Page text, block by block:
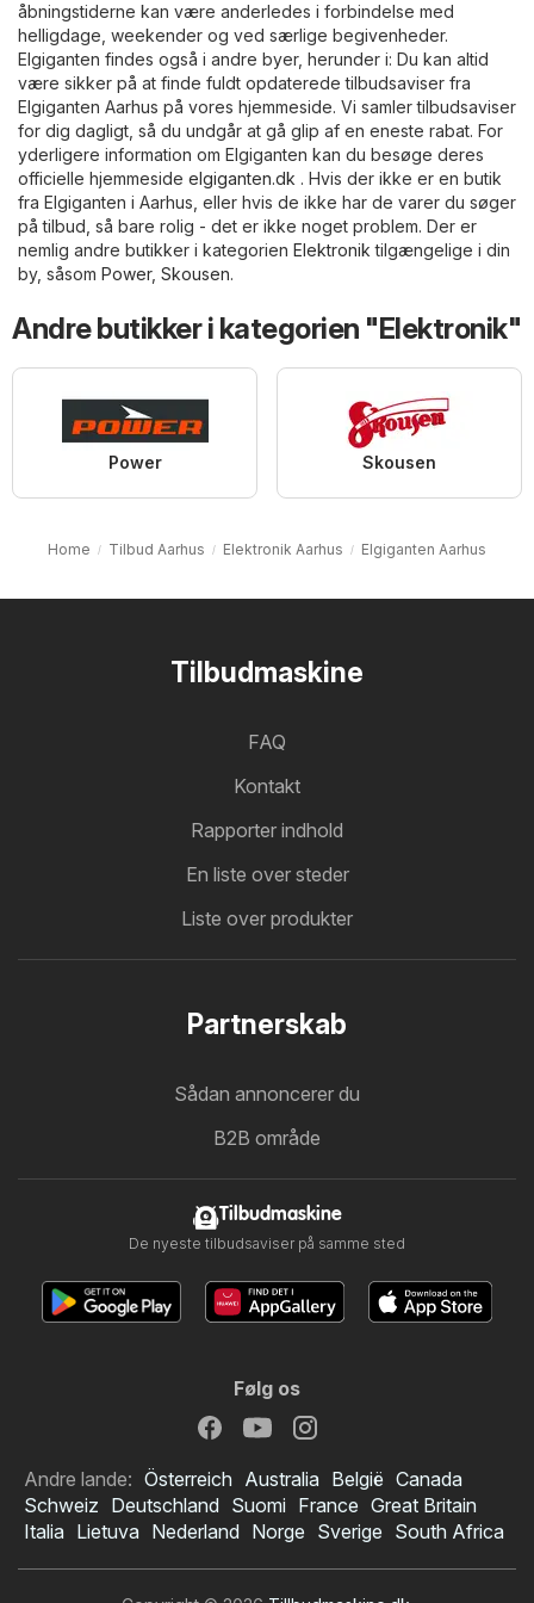
åbningstiderne kan være anderledes i forbindelse med
helligdage, weekender og ved særlige begivenheder.
Elgiganten findes også i andre byer, herunder i: Du kan altid
være sikker på at finde fuldt opdaterede tilbudsaviser fra
Elgiganten Aarhus på vores hjemmeside. Vi samler tilbudsaviser
for dig dagligt, så du undgår at gå glip af en eneste rabat. For
yderligere information om Elgiganten kan du besøge deres
officielle hjemmeside elgiganten.dk . Hvis der ikke er en butik
fra Elgiganten i Aarhus, eller hvis de ikke har de varer du søger
på tilbud, så bare rolig - det er ikke noget problem. Der er
nemlig andre butikker i kategorien Elektronik tilgængelige i din
by, såsom Power, Skousen.
Andre butikker i kategorien "Elektronik"
Power Skousen
Home Tilbud Aarhus Elektronik Aarhus Elgiganten Aarhus
Tilbudmaskine
FAQ
Kontakt
Rapporter indhold
En liste over steder
Liste over produkter
Partnerskab
Sådan annoncerer du
B2B område
Tilbudmaskine
De nyeste tilbudsaviser på samme sted
Følg os
Andre lande: Österreich Australia België Canada
Schweiz Deutschland Suomi France Great Britain
Italia Lietuva Nederland Norge Sverige South Africa